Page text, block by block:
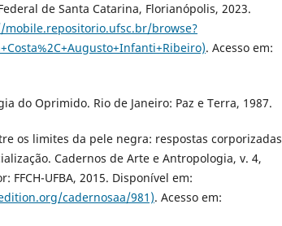
de Santa Catarina, Florianópolis, 2023.
mobile.repositorio.ufsc.br/browse?
. Acesso em:
do Oprimido. Rio de Janeiro: Paz e Terra, 1987.
os limites da pele negra: respostas corporizadas
Cadernos de Arte e Antropologia, v. 4,
FFCH-UFBA, 2015. Disponível em:
cadernosaa/981). Acesso em: